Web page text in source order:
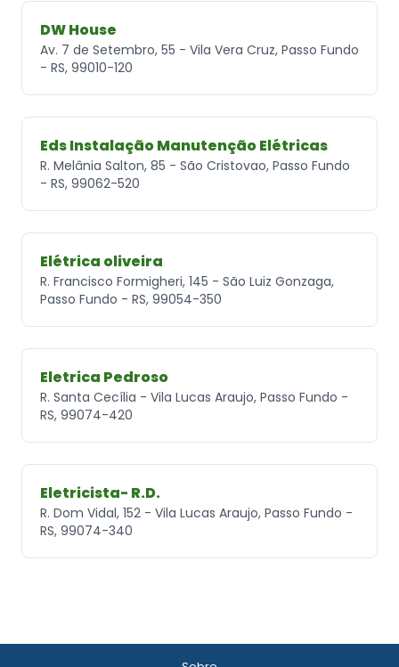
DW House
Av. 7 de Setembro, 55 - Vila Vera Cruz, Passo Fundo
- RS, 99010-120
Eds Instalação Manutenção Elétricas
R. Melânia Salton, 85 - São Cristovao, Passo Fundo
- RS, 99062-520
Elétrica oliveira
R. Francisco Formigheri, 145 - São Luiz Gonzaga,
Passo Fundo - RS, 99054-350
Eletrica Pedroso
R. Santa Cecília - Vila Lucas Araujo, Passo Fundo -
RS, 99074-420
Eletricista- R.D.
R. Dom Vidal, 152 - Vila Lucas Araujo, Passo Fundo -
RS, 99074-340